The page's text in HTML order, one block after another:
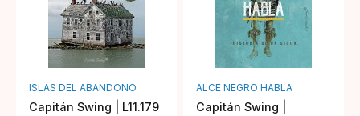
ISLAS DEL ABANDONO
Capitán Swing | L11.179
ALCE NEGRO HABLA
Capitán Swing |